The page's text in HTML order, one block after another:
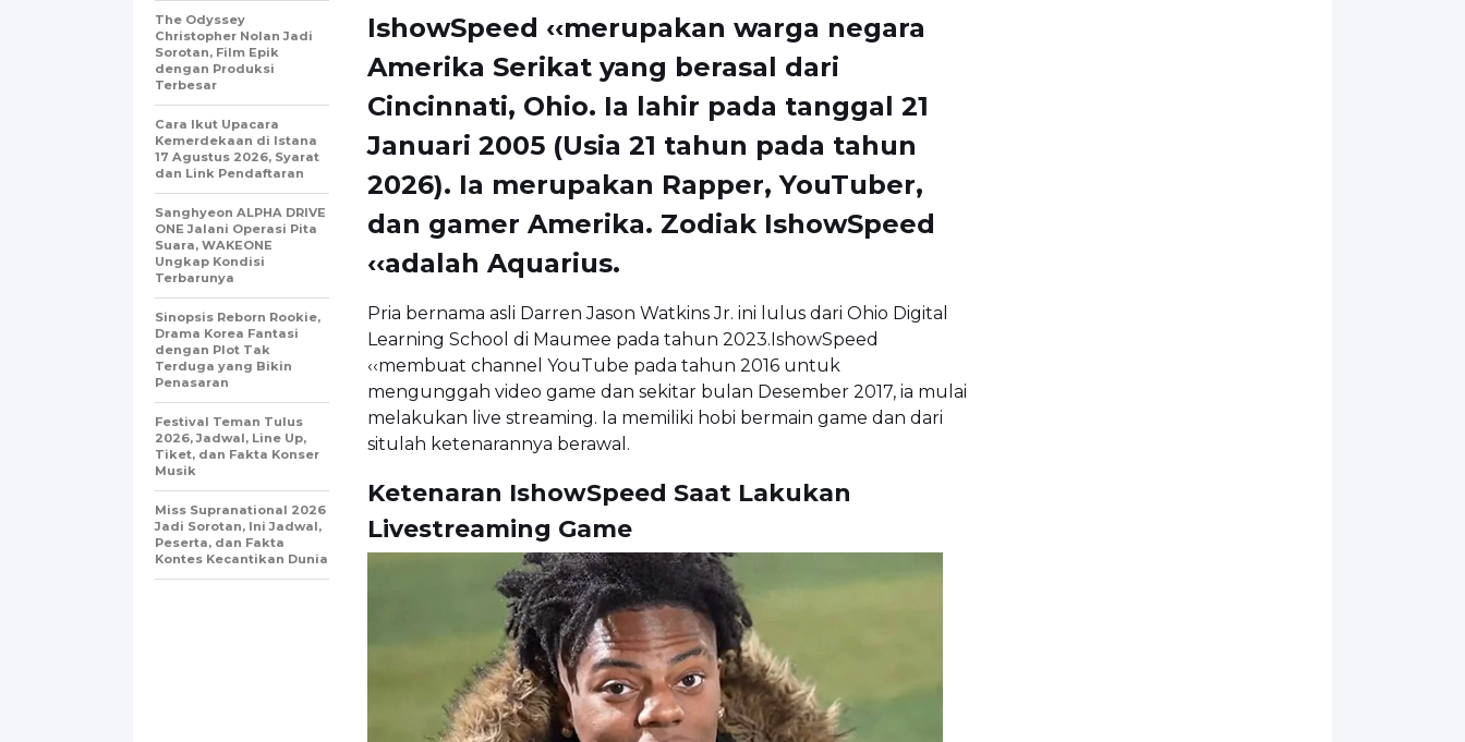
IshowSpeed ‹‹merupakan warga negara
Amerika Serikat yang berasal dari
Cincinnati, Ohio. Ia lahir pada tanggal 21
Januari 2005 (Usia 21 tahun pada tahun
2026). Ia merupakan Rapper, YouTuber,
dan gamer Amerika. Zodiak IshowSpeed
‹‹adalah Aquarius.
Pria bernama asli Darren Jason Watkins Jr. ini lulus dari Ohio Digital
Learning School di Maumee pada tahun 2023.IshowSpeed
‹‹membuat channel YouTube pada tahun 2016 untuk
mengunggah video game dan sekitar bulan Desember 2017, ia mulai
melakukan live streaming. Ia memiliki hobi bermain game dan dari
situlah ketenarannya berawal.
Ketenaran IshowSpeed Saat Lakukan
Livestreaming Game
The Odyssey
Christopher Nolan Jadi
Sorotan, Film Epik
dengan Produksi
Terbesar
Cara Ikut Upacara
Kemerdekaan di Istana
17 Agustus 2026, Syarat
dan Link Pendaftaran
Sanghyeon ALPHA DRIVE
ONE Jalani Operasi Pita
Suara, WAKEONE
Ungkap Kondisi
Terbarunya
Sinopsis Reborn Rookie,
Drama Korea Fantasi
dengan Plot Tak
Terduga yang Bikin
Penasaran
Festival Teman Tulus
2026, Jadwal, Line Up,
Tiket, dan Fakta Konser
Musik
Miss Supranational 2026
Jadi Sorotan, Ini Jadwal,
Peserta, dan Fakta
Kontes Kecantikan Dunia